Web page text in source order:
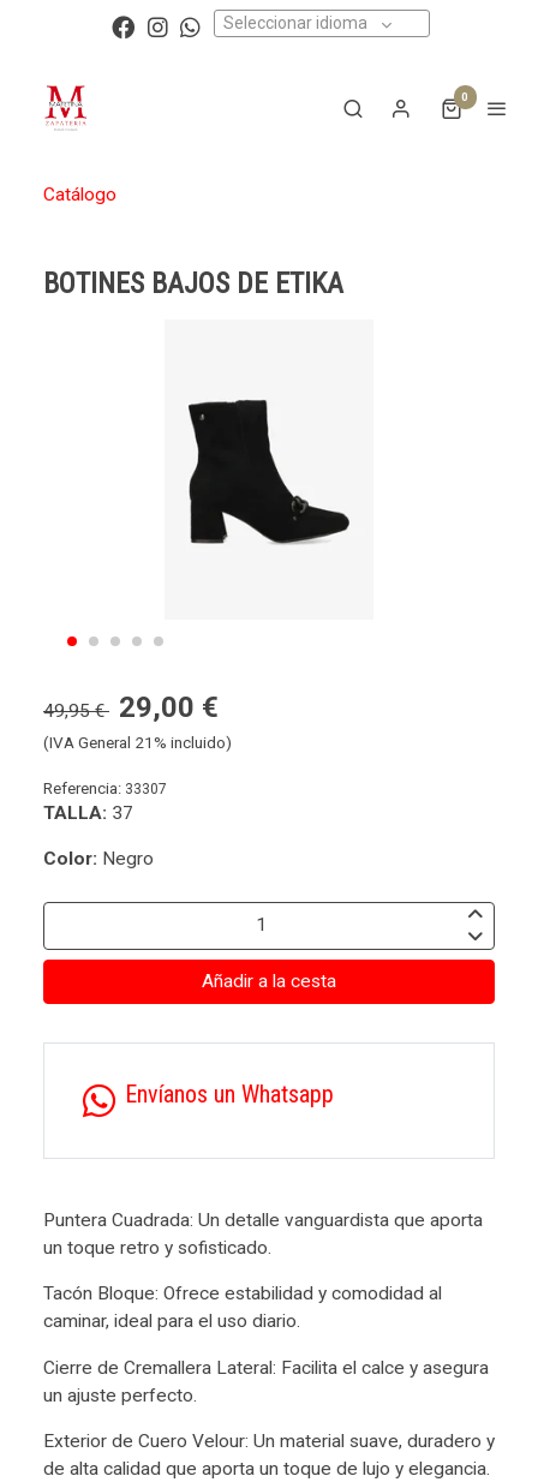
Seleccionar idioma
0
Catálogo
BOTINES BAJOS DE ETIKA
49,95 € 29,00 €
(IVA General 21% incluido)
Referencia: 33307
TALLA: 37
Color: Negro
Añadir a la cesta
Envíanos un Whatsapp
Puntera Cuadrada: Un detalle vanguardista que aporta
un toque retro y sofisticado.
Tacón Bloque: Ofrece estabilidad y comodidad al
caminar, ideal para el uso diario.
Cierre de Cremallera Lateral: Facilita el calce y asegura
un ajuste perfecto.
Exterior de Cuero Velour: Un material suave, duradero y
de alta calidad que aporta un toque de lujo y elegancia.